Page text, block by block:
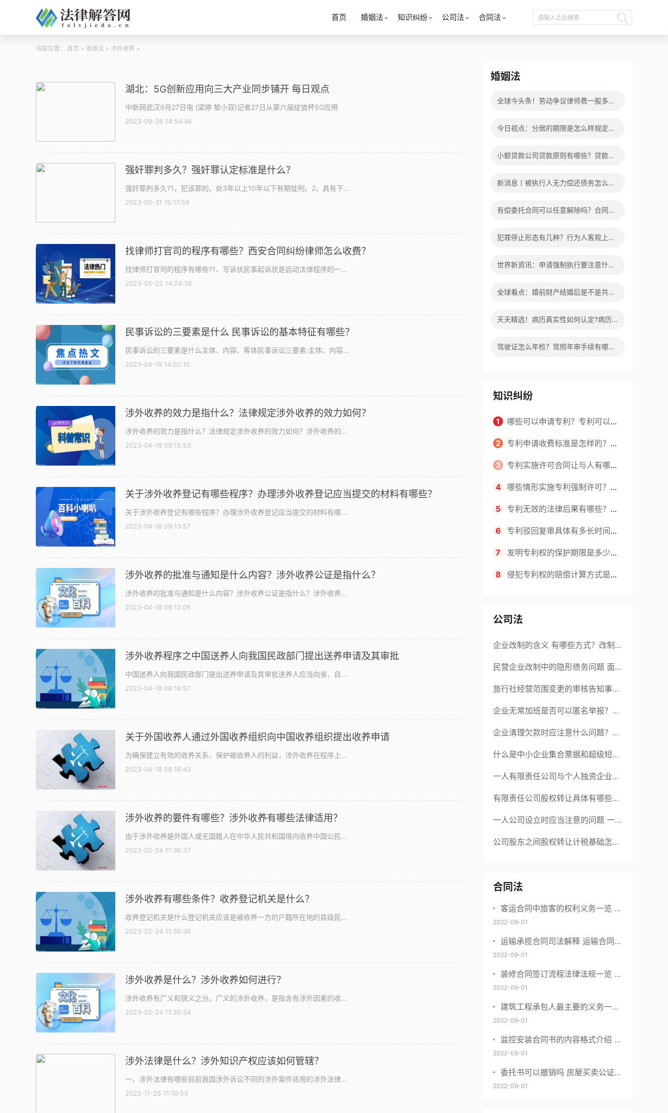
首页 婚姻法 知识纠纷 公司法 合同法
当前位置： 首页 > 收养法 > 涉外收养 >
湖北：5G创新应用向三大产业同步铺开 每日观点
中新网武汉9月27日电 (梁婷 黎小双)记者27日从第六届绽放杯5G应用
2023-09-28 14:54:46
强奸罪判多久？强奸罪认定标准是什么？
强奸罪判多久?1，犯该罪的，处3年以上10年以下有期徒刑。2，具有下...
2023-05-31 15:17:59
找律师打官司的程序有哪些？西安合同纠纷律师怎么收费？
找律师打官司的程序有哪些?1、写诉状民事起诉状是启动法律程序的一...
2023-05-22 14:24:36
民事诉讼的三要素是什么 民事诉讼的基本特征有哪些？
民事诉讼的三要素是什么主体、内容、客体民事诉讼三要素:主体、内容...
2023-04-19 14:02:10
涉外收养的效力是指什么？法律规定涉外收养的效力如何？
涉外收养的效力是指什么？法律规定涉外收养的效力如何？涉外收养的...
2023-04-18 09:15:53
关于涉外收养登记有哪些程序？办理涉外收养登记应当提交的材料有哪些？
关于涉外收养登记有哪些程序？办理涉外收养登记应当提交的材料有哪...
2023-04-18 09:13:57
涉外收养的批准与通知是什么内容？涉外收养公证是指什么？
涉外收养的批准与通知是什么内容？涉外收养公证是指什么？涉外收养...
2023-04-18 09:12:05
涉外收养程序之中国送养人向我国民政部门提出送养申请及其审批
中国送养人向我国民政部门提出送养申请及其审批送养人应当向省、自...
2023-04-18 08:18:57
关于外国收养人通过外国收养组织向中国收养组织提出收养申请
为确保建立有效的收养关系、保护被收养人的利益，涉外收养在程序上...
2023-04-18 08:16:43
涉外收养的要件有哪些？涉外收养有哪些法律适用？
由于涉外收养是外国人或无国籍人在中华人民共和国境内收养中国公民...
2023-02-24 11:36:37
涉外收养有哪些条件？收养登记机关是什么？
收养登记机关是什么登记机关应该是被收养一方的户籍所在地的县级民...
2023-02-24 11:36:36
涉外收养是什么？涉外收养如何进行？
涉外收养有广义和狭义之分。广义的涉外收养，是指含有涉外因素的收...
2023-02-24 11:36:34
涉外法律是什么？涉外知识产权应该如何管辖？
一、涉外法律有哪些目前我国涉外诉讼不同的涉外案件适用的涉外法律...
2022-11-25 11:10:53
婚姻法
全球今头条！劳动争议律师费一般多少
今日视点：分居的期限是怎么样规定
小额贷款公司贷款原则有哪些？贷款不
新消息丨被执行人无力偿还债务怎么
有偿委托合同可以任意解除吗？合同无
犯罪停止形态有几种？行为人客观上实
世界新资讯：申请强制执行要注意什么
全球看点：婚前财产结婚后是不是共同
天天精选！病历真实性如何认定?病历
驾驶证怎么年检？驾照年审手续有哪
知识纠纷
1 哪些可以申请专利？专利可以同
时多个人一起申请吗？
2 专利申请收费标准是怎样的？申
请不同类型的专利所需要的钱不同
3 专利实施许可合同让与人有哪些
主要义务？专利实施许可合同与专利
许可合同有什么区别？
4 哪些情形实施专利强制许可？专
利强制许可的前提条件是什么？
5 专利无效的法律后果有哪些？专
利的无效情形有哪些？
6 专利驳回复审具体有多长时间？
哪些情况下专利申请可能被驳回？
7 发明专利权的保护期限是多少
年？非专利发明人是否有专利申请
8 侵犯专利权的赔偿计算方式是什
间？
公司法
企业改制的含义 有哪些方式？改制
后国企员工属于什么性质？
民营企业改制中的隐形债务问题 面
对隐形债务问题应该如何解决？
旅行社经营范围变更的审核告知事项
旅游业的发展现状和趋势
企业无常加班是否可以匿名举报？强
制加班公司没有加班费怎么办？
企业清理欠款时应注意什么问题？企
业短期借款需要注意哪些事项？
什么是中小企业集合票据和超级短期
融资券？一起来了解一下吧！
一人有限责任公司与个人独资企业的
区别 这些知识你都知道吗？
有限责任公司股权转让具体有哪些形
式？来了解下这五种形式
一人公司设立时应当注意的问题 一
人公司的特征
公司股东之间股权转让计税基础怎么
合什么要件？
合同法
客运合同中旅客的权利义务一览 主
要包括这些内容
2022-09-01
运输承揽合同司法解释 运输合同中
承运人的义务有哪些
2022-09-01
装修合同签订流程法律法规一览 律
师解答
2022-09-01
建筑工程承包人最主要的义务一览
承包合同内容介绍
2022-09-01
监控安装合同书的内容格式介绍 一
般包括这些条款
2022-09-01
委托书可以撤销吗 房屋买卖公证可
否撤销
2022-09-01